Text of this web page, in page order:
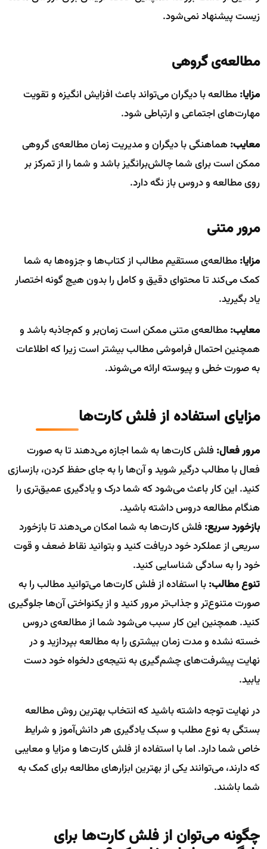
زیست پیشنهاد نمی‌شود.
مطالعه‌ی گروهی
مزایا:مطالعه با دیگران می‌تواند باعث افزایش انگیزه و تقویت
مهارت‌های اجتماعی و ارتباطی شود.
معایب: هماهنگی با دیگران و مدیریت زمان مطالعه‌ی گروهی
ممکن است برای شما چالش‌برانگیز باشد و شما را از تمرکز بر
روی مطالعه و دروس باز نگه دارد.
مرور متنی
مزایا:مطالعه‌ی مستقیم مطالب از کتاب‌ها و جزوه‌ها به شما
کمک می‌کند تا محتوای دقیق و کامل را بدون هیچ گونه اختصار
یاد بگیرید.
معایب:مطالعه‌ی متنی ممکن است زمان‌بر و کم‌جاذبه باشد و
همچنین احتمال فراموشی مطالب بیشتر است زیرا که اطلاعات
به صورت خطی و پیوسته ارائه می‌شوند.
مزایای استفاده از فلش کارت‌ها
مرور فعال: فلش کارت‌ها به شما اجازه می‌دهند تا به صورت
فعال با مطالب درگیر شوید و آن‌ها را به جای حفظ کردن، بازسازی
کنید. این کار باعث می‌شود که شما درک و یادگیری عمیق‌تری را
هنگام مطالعه دروس داشته باشید.
بازخورد سریع: فلش کارت‌ها به شما امکان می‌دهند تا بازخورد
سریعی از عملکرد خود دریافت کنید و بتوانید نقاط ضعف و قوت
خود را به سادگی شناسایی کنید.
تنوع مطالب:با استفاده از فلش کارت‌ها می‌توانید مطالب را به
صورت متنوع‌تر و جذاب‌تر مرور کنید و از یکنواختی آن‌ها جلوگیری
کنید. همچنین این کار سبب می‌شود شما از مطالعه‌ی دروس
خسته نشده و مدت زمان بیشتری را به مطالعه بپردازید و در
نهایت پیشرفت‌های چشم‌گیری به نتیجه‌ی دلخواه خود دست
یابید.
در نهایت توجه داشته باشید که انتخاب بهترین روش مطالعه
بستگی به نوع مطلب و سبک یادگیری هر دانش‌آموز و شرایط
خاص شما دارد. اما با استفاده از فلش کارت‌ها و مزایا و معایبی
که دارند، می‌توانند یکی از بهترین ابزار‌های مطالعه برای کمک به
شما باشند.
چگونه می‌توان از فلش کارت‌ها برای